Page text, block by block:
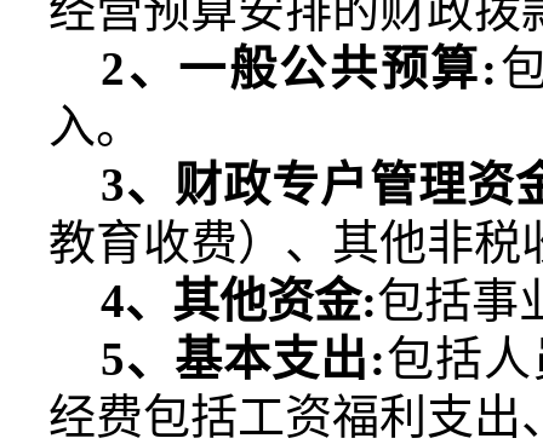
2、一般公共预算:
入。
3、财政专户管理资
教育收费）、其他非税
4、其他资金:包括事
5、基本支出:包括
经费包括工资福利支出